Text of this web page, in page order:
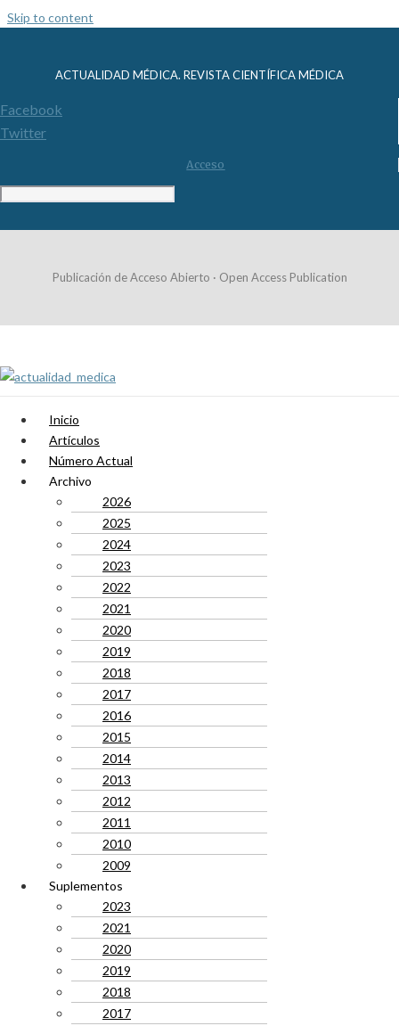
Skip to content
ACTUALIDAD MÉDICA. REVISTA CIENTÍFICA MÉDICA
Facebook
Twitter
Acceso
Publicación de Acceso Abierto · Open Access Publication
Inicio
Artículos
Número Actual
Archivo
2026
2025
2024
2023
2022
2021
2020
2019
2018
2017
2016
2015
2014
2013
2012
2011
2010
2009
Suplementos
2023
2021
2020
2019
2018
2017